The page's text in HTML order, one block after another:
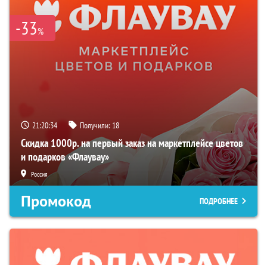
-33%
21:20:33 Получили: 18
Скидка 1000р. на первый заказ на маркетплейсе цветов
и подарков «Флаувау»
Россия
Промокод ПОДРОБНЕЕ